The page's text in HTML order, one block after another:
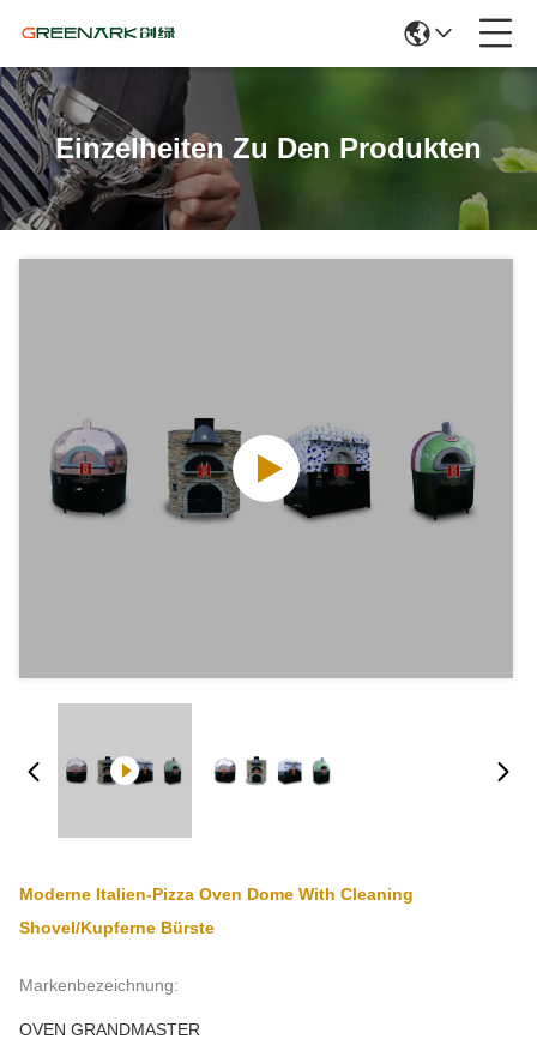
Einzelheiten Zu Den Produkten
Moderne Italien-Pizza Oven Dome With Cleaning
Shovel/kupferne Bürste
Markenbezeichnung:
OVEN GRANDMASTER